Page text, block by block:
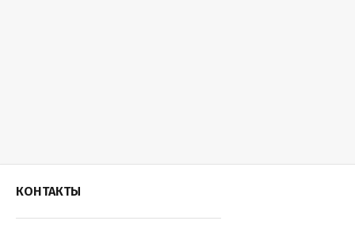
КОНТАКТЫ